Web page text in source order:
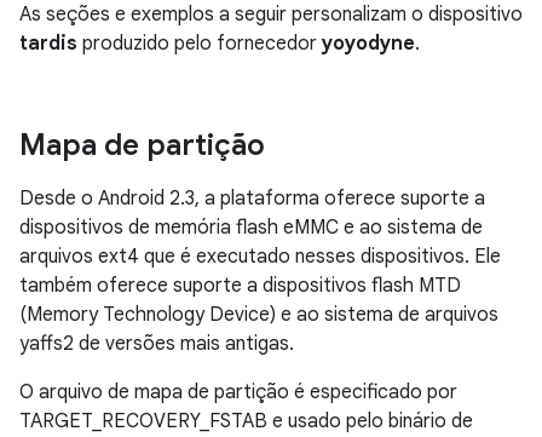
As seções e exemplos a seguir personalizam o dispositivo
tardis produzido pelo fornecedor yoyodyne.
Mapa de partição
Desde o Android 2.3, a plataforma oferece suporte a
dispositivos de memória flash eMMC e ao sistema de
arquivos ext4 que é executado nesses dispositivos. Ele
também oferece suporte a dispositivos flash MTD
(Memory Technology Device) e ao sistema de arquivos
yaffs2 de versões mais antigas.
O arquivo de mapa de partição é especificado por
TARGET_RECOVERY_FSTAB e usado pelo binário de